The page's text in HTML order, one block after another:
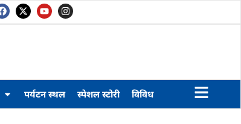
पर्यटन स्थल स्पेशल स्टोरी विविध